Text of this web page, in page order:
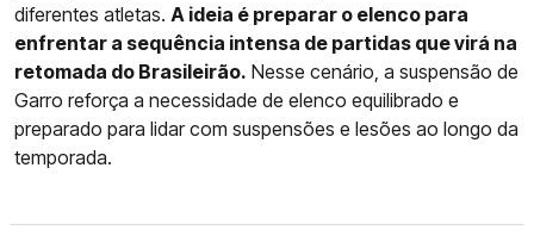
diferentes atletas. A ideia é preparar o elenco para
enfrentar a sequência intensa de partidas que virá na
retomada do Brasileirão. Nesse cenário, a suspensão de
Garro reforça a necessidade de elenco equilibrado e
preparado para lidar com suspensões e lesões ao longo da
temporada.